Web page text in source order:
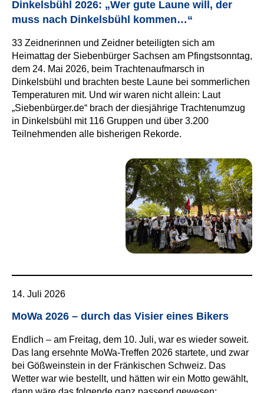
Dinkelsbühl 2026: „Wer gute Laune will, der
muss nach Dinkelsbühl kommen…“
33 Zeidnerinnen und Zeidner beteiligten sich am
Heimattag der Siebenbürger Sachsen am Pfingstsonntag,
dem 24. Mai 2026, beim Trachtenaufmarsch in
Dinkelsbühl und brachten beste Laune bei sommerlichen
Temperaturen mit. Und wir waren nicht allein: Laut
„Siebenbürger.de“ brach der diesjährige Trachtenumzug
in Dinkelsbühl mit 116 Gruppen und über 3.200
Teilnehmenden alle bisherigen Rekorde.
14. Juli 2026
MoWa 2026 – durch das Visier eines Bikers
Endlich – am Freitag, dem 10. Juli, war es wieder soweit.
Das lang ersehnte MoWa‑Treffen 2026 startete, und zwar
bei Gößweinstein in der Fränkischen Schweiz. Das
Wetter war wie bestellt, und hätten wir ein Motto gewählt,